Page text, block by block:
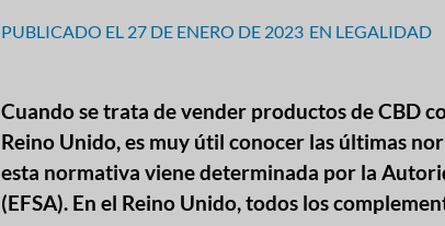
PUBLICADO EL 27 DE ENERO DE 2023 EN LEGALIDAD
Cuando se trata de vender productos de CBD
Reino Unido, es muy útil conocer las últimas
esta normativa viene determinada por la
(EFSA). En el Reino Unido, todos los